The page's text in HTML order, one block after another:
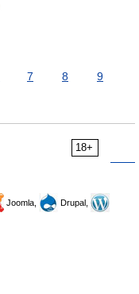
7 8
9
18+
Joomla,
Drupal,